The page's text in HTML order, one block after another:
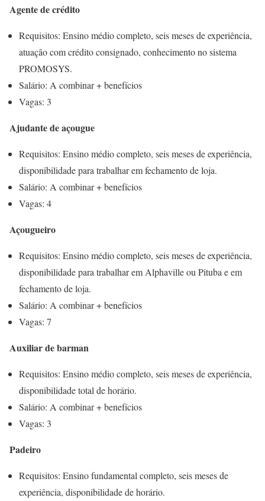
Agente de crédito
Requisitos: Ensino médio completo, seis meses de experiência,
atuação com crédito consignado, conhecimento no sistema
PROMOSYS.
Salário: A combinar + benefícios
Vagas: 3
Ajudante de açougue
Requisitos: Ensino médio completo, seis meses de experiência,
disponibilidade para trabalhar em fechamento de loja.
Salário: A combinar + benefícios
Vagas: 4
Açougueiro
Requisitos: Ensino médio completo, seis meses de experiência,
disponibilidade para trabalhar em Alphaville ou Pituba e em
fechamento de loja.
Salário: A combinar + benefícios
Vagas: 7
Auxiliar de barman
Requisitos: Ensino médio completo, seis meses de experiência,
disponibilidade total de horário.
Salário: A combinar + benefícios
Vagas: 3
Padeiro
Requisitos: Ensino fundamental completo, seis meses de
experiência, disponibilidade de horário.